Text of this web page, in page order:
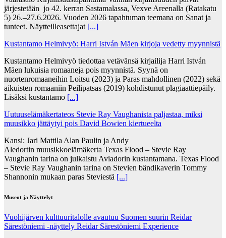
järjestetään jo 42. kerran Sastamalassa, Vexve Areenalla (Ratakatu
5) 26.–27.6.2026. Vuoden 2026 tapahtuman teemana on Sanat ja
tunteet. Näytteilleasettajat [...]
Kustantamo Helmivyö: Harri István Mäen kirjoja vedetty myynnistä
Kustantamo Helmivyö tiedottaa vetävänsä kirjailija Harri István
Mäen lukuisia romaaneja pois myynnistä. Syynä on
nuortenromaaneihin Loitsu (2023) ja Paras mahdollinen (2022) sekä
aikuisten romaaniin Peilipatsas (2019) kohdistunut plagiaattiepäily.
Lisäksi kustantamo [...]
Uutuuselämäkertateos Stevie Ray Vaughanista paljastaa, miksi
muusikko jättäytyi pois David Bowien kiertueelta
Kansi: Jari Mattila Alan Paulin ja Andy
Aledortin muusikkoelämäkerta Texas Flood – Stevie Ray
Vaughanin tarina on julkaistu Aviadorin kustantamana. Texas Flood
– Stevie Ray Vaughanin tarina on Stevien bändikaverin Tommy
Shannonin mukaan paras Steviestä [...]
Museot ja Näyttelyt
Vuohijärven kulttuuritalolle avautuu Suomen suurin Reidar
Särestöniemi -näyttely Reidar Särestöniemi Experience